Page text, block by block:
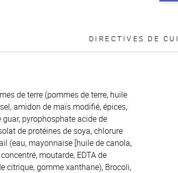
DIRECTIVES DE
de terre (pommes de terre, huile
amidon de maïs modifié, épices,
guar, pyrophosphate acide de
de protéines de soya, chlorure
(eau, mayonnaise [huile de canola,
moutarde, EDTA de
citrique, gomme xanthane), Brocoli,